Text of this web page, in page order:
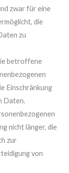
zwar für eine
die
zu
betroffene
Einschränkung
Daten.
nicht länger, die
zur
von